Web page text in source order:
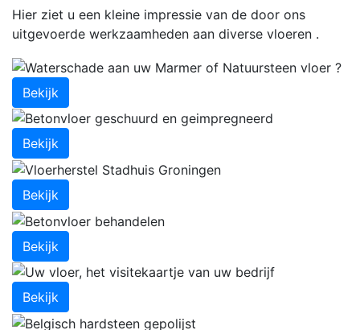
Hier ziet u een kleine impressie van de door ons
uitgevoerde werkzaamheden aan diverse vloeren .
Bekijk
Bekijk
Bekijk
Bekijk
Bekijk